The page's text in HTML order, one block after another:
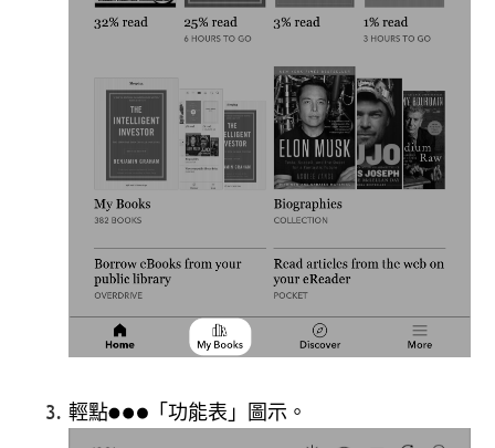
輕點 「功能表」圖示。